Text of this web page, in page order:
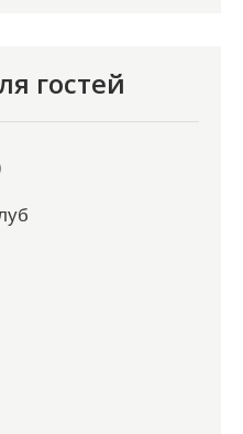
гостей